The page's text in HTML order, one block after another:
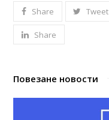
Share Tweet
Share
Повезане новости